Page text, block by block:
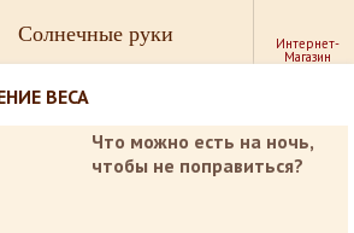
Солнечные руки Интернет-
Магазин
ВЕСА
Что можно есть на ночь,
чтобы не поправиться?